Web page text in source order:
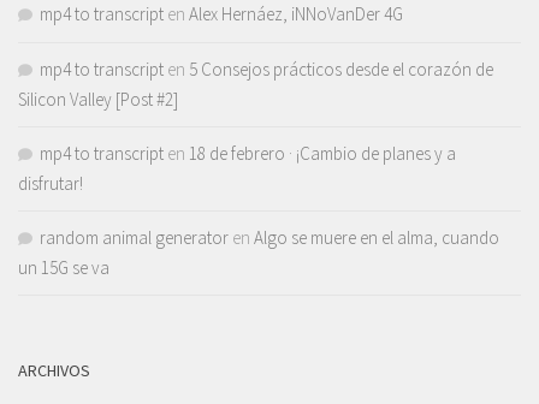
mp4 to transcript en Alex Hernáez, iNNoVanDer 4G
mp4 to transcript en 5 Consejos prácticos desde el corazón de
Silicon Valley [Post #2]
mp4 to transcript en 18 de febrero · ¡Cambio de planes y a
disfrutar!
random animal generator en Algo se muere en el alma, cuando
un 15G se va
ARCHIVOS